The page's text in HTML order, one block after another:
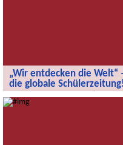
„Wir entdecken die Welt“
die globale
„Wir entdecken die Welt“ – die
globale Schülerzeitung!